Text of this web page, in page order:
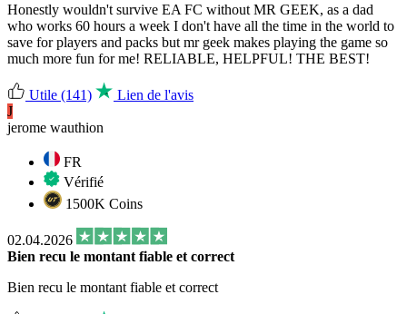
Honestly wouldn't survive EA FC without MR GEEK, as a dad
who works 60 hours a week I don't have all the time in the world to
save for players and packs but mr geek makes playing the game so
much more fun for me! RELIABLE, HELPFUL! THE BEST!
Utile (141)
Lien de l'avis
J
jerome wauthion
FR
Vérifié
1500K Coins
02.04.2026
Bien recu le montant fiable et correct
Bien recu le montant fiable et correct